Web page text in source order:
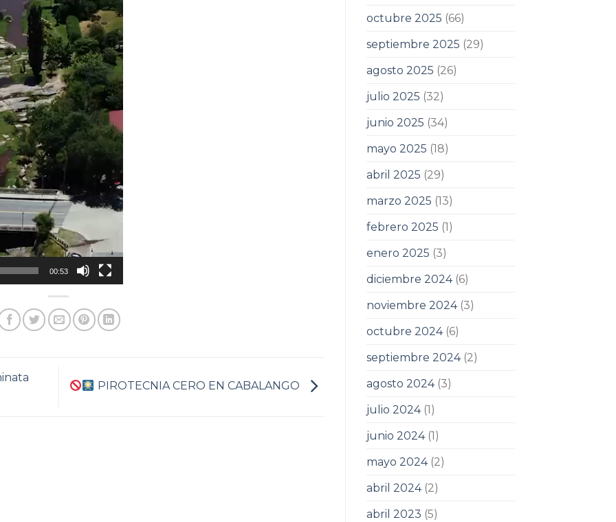
00:53
PIROTECNIA CERO EN CABALANGO
octubre 2025 (66)
septiembre 2025 (29)
agosto 2025 (26)
julio 2025 (32)
junio 2025 (34)
mayo 2025 (18)
abril 2025 (29)
marzo 2025 (13)
febrero 2025 (1)
enero 2025 (3)
diciembre 2024(6)
noviembre 2024(3)
octubre 2024(6)
septiembre 2024(2)
agosto 2024(3)
julio 2024(1)
junio 2024(1)
mayo 2024(2)
abril 2024(2)
abril 2023 (5)